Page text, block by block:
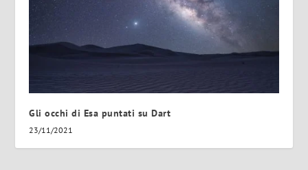
Gli occhi di Esa puntati su Dart
23/11/2021